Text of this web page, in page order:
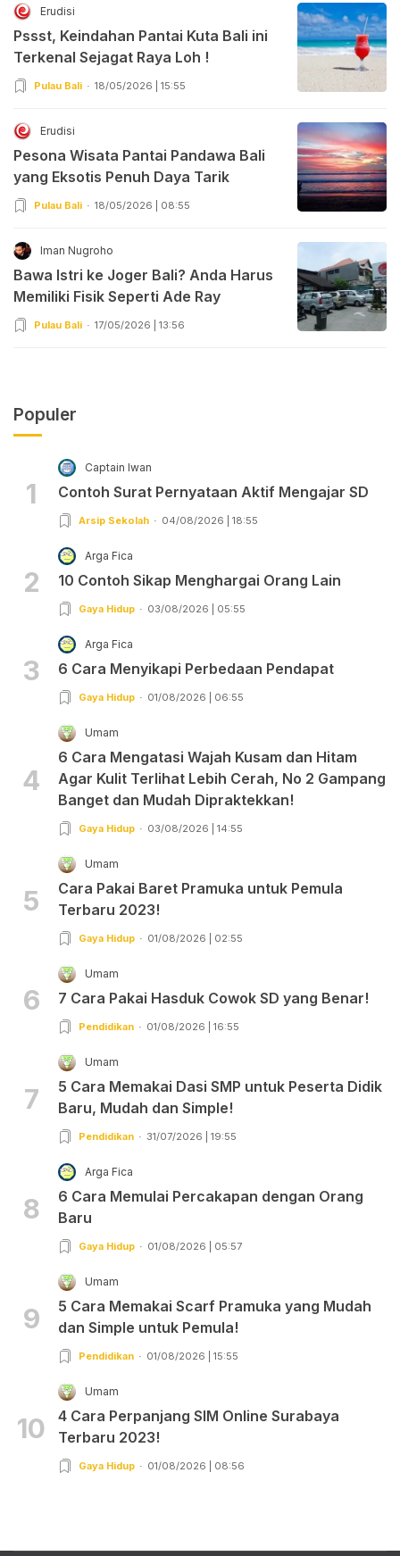
Erudisi
Pssst, Keindahan Pantai Kuta Bali ini
Terkenal Sejagat Raya Loh !
Pulau Bali 18/05/2026 | 15:55
Erudisi
Pesona Wisata Pantai Pandawa Bali
yang Eksotis Penuh Daya Tarik
Pulau Bali 18/05/2026 | 08:55
Iman Nugroho
Bawa Istri ke Joger Bali? Anda Harus
Memiliki Fisik Seperti Ade Ray
Pulau Bali 17/05/2026 | 13:56
Populer
1
Captain Iwan
Contoh Surat Pernyataan Aktif Mengajar SD
Arsip Sekolah 04/08/2026 | 18:55
2
Arga Fica
10 Contoh Sikap Menghargai Orang Lain
Gaya Hidup 03/08/2026 | 05:55
3
Arga Fica
6 Cara Menyikapi Perbedaan Pendapat
Gaya Hidup 01/08/2026 | 06:55
4
Umam
6 Cara Mengatasi Wajah Kusam dan Hitam
Agar Kulit Terlihat Lebih Cerah, No 2 Gampang
Banget dan Mudah Dipraktekkan!
Gaya Hidup 03/08/2026 | 14:55
5
Umam
Cara Pakai Baret Pramuka untuk Pemula
Terbaru 2023!
Gaya Hidup 01/08/2026 | 02:55
6
Umam
7 Cara Pakai Hasduk Cowok SD yang Benar!
Pendidikan 01/08/2026 | 16:55
7
Umam
5 Cara Memakai Dasi SMP untuk Peserta Didik
Baru, Mudah dan Simple!
Pendidikan 31/07/2026 | 19:55
8
Arga Fica
6 Cara Memulai Percakapan dengan Orang
Baru
Gaya Hidup 01/08/2026 | 05:57
9
Umam
5 Cara Memakai Scarf Pramuka yang Mudah
dan Simple untuk Pemula!
Pendidikan 01/08/2026 | 15:55
10
Umam
4 Cara Perpanjang SIM Online Surabaya
Terbaru 2023!
Gaya Hidup 01/08/2026 | 08:56